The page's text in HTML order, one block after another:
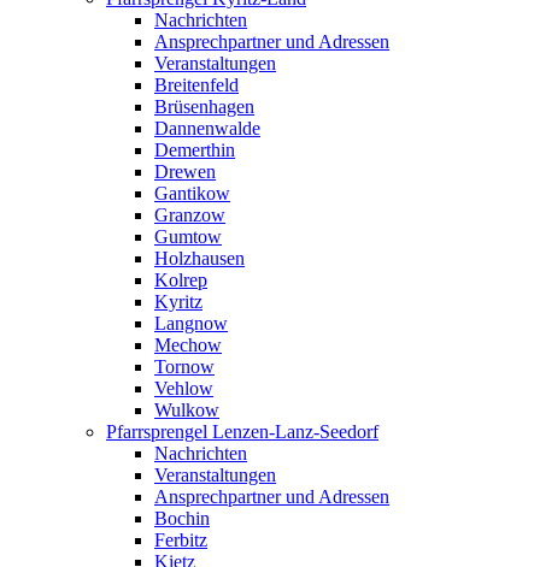
Nachrichten
Ansprechpartner und Adressen
Veranstaltungen
Breitenfeld
Brüsenhagen
Dannenwalde
Demerthin
Drewen
Gantikow
Granzow
Gumtow
Holzhausen
Kolrep
Kyritz
Langnow
Mechow
Tornow
Vehlow
Wulkow
Pfarrsprengel Lenzen-Lanz-Seedorf
Nachrichten
Veranstaltungen
Ansprechpartner und Adressen
Bochin
Ferbitz
Kietz